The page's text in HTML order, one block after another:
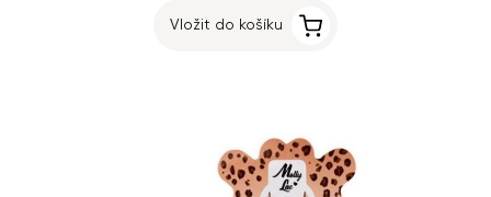
Vložit do košíku